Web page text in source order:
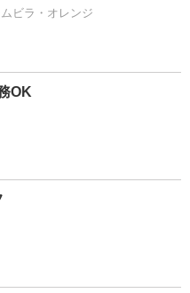
ビラ・オレンジ
OK